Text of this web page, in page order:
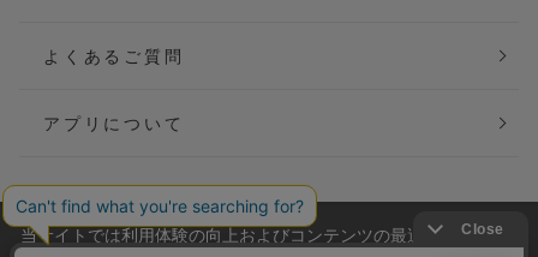
よくあるご質問
アプリについて
当サイトでは利用体験の向上およびコンテンツの最適な提供、ト